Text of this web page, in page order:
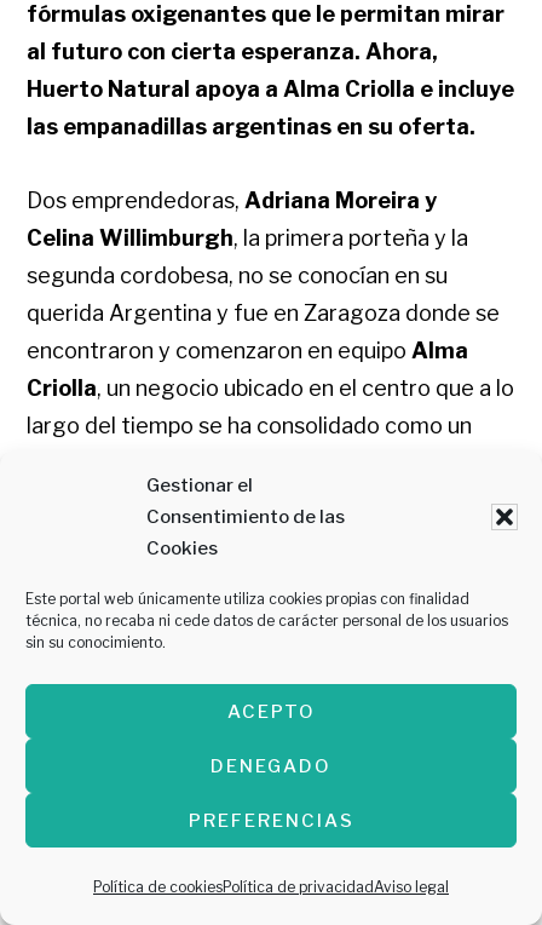
Gestionar el
Consentimiento de las
Cookies
Este portal web únicamente utiliza cookies propias con finalidad
técnica, no recaba ni cede datos de carácter personal de los usuarios
sin su conocimiento.
ACEPTO
DENEGADO
PREFERENCIAS
Política de cookiesPolítica de privacidadAviso legal
fórmulas oxigenantes que le permitan mirar
al futuro con cierta esperanza. Ahora,
Huerto Natural apoya a Alma Criolla e incluye
las empanadillas argentinas en su oferta.
Dos emprendedoras,Adriana Moreira y
Celina Willimburgh, la primera porteña y la
segunda cordobesa, no se conocían en su
querida Argentina y fue en Zaragoza donde se
encontraron y comenzaron en equipoAlma
Criolla, un negocio ubicado en el centro que a lo
largo del tiempo se ha consolidado como un
argentinas. El concepto es claro: elaboración de
forma artesanal, utilizando productos de
Así este local se ha ido reconstruyendo a golpe
de susto, atendiendo a las normas estrictas
sanitarias y a los cambios inesperados en el
consumo. El camino no está siendo fácil. A los
sobresaltos semanales se suma el hecho de que
no cuenta con terraza, lo que complica sus
opciones.